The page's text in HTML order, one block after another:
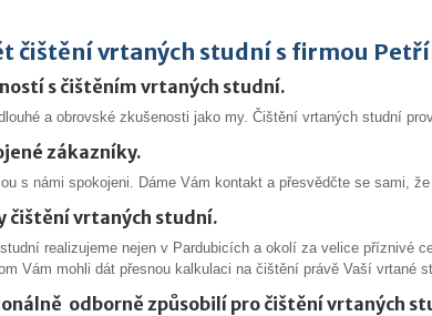
čištění vrtaných studní s firmou
s čištěním vrtaných studní.
a obrovské zkušenosti jako my. Čištění vrtaných studní
zákazníky.
s námi spokojeni. Dáme Vám kontakt a přesvědčte se sami,
čištění vrtaných studní.
realizujeme nejen v Pardubicích a okolí za velice příznivé
Vám mohli dát přesnou kalkulaci na čištění právě Vaší vrtané
odborně způsobilí pro čištění vrtaných